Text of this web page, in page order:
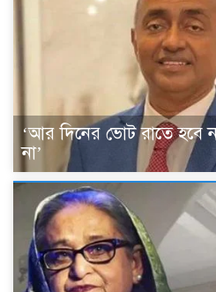
‘আর দিনের ভোট রাতে হবে
না’